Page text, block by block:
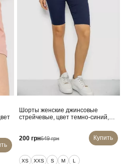
Шорты женские джинсовые
стрейчевые, цвет темно-синий,
200 грн649 грн Купить
XS XXS S M L